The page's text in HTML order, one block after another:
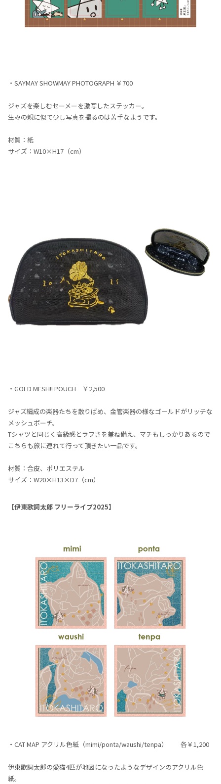
・SAYMAY SHOWMAY PHOTOGRAPH ￥700
ジャズを楽しむセーメーを激写したステッカー。
生みの親に似て少し写真を撮るのは苦手なようです。
材質：紙
サイズ：W10×H17（cm）
・GOLD MESH!! POUCH ￥2,500
ジャズ編成の楽器たちを散りばめ、金管楽器の様なゴールドがリッチな
メッシュポーチ。
Tシャツと同じく高級感とラフさを兼ね備え、マチもしっかりあるので
こちらも旅に連れて行って頂きたい一品です。
材質：合皮、ポリエステル
サイズ：W20×H13×D7（cm）
【伊東歌詞太郎 フリーライブ2025】
・CAT MAP アクリル色紙（mimi/ponta/waushi/tenpa） 各￥1,200
伊東歌詞太郎の愛猫4匹が地図になったようなデザインのアクリル色
紙。